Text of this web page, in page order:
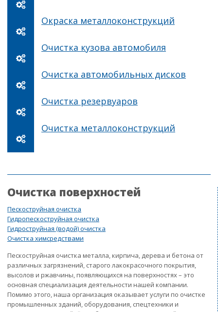
Окраска металлоконструкций
Очистка кузова автомобиля
Очистка автомобильных дисков
Очистка резервуаров
Очистка металлоконструкций
Очистка поверхностей
Пескоструйная очистка
Гидропескоструйная очистка
Гидроструйная (водой) очистка
Очистка химсредствами
Пескоструйная очистка металла, кирпича, дерева и бетона от
различных загрязнений, старого лакокрасочного покрытия,
высолов и ржавчины, появляющихся на поверхностях – это
основная специализация деятельности нашей компании.
Помимо этого, наша организация оказывает услуги по очистке
промышленных зданий, оборудования, спецтехники и